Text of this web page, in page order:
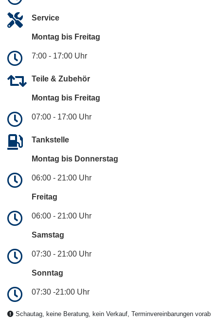
Service
Montag bis Freitag
7:00 - 17:00 Uhr
Teile & Zubehör
Montag bis Freitag
07:00 - 17:00 Uhr
Tankstelle
Montag bis Donnerstag
06:00 - 21:00 Uhr
Freitag
06:00 - 21:00 Uhr
Samstag
07:30 - 21:00 Uhr
Sonntag
07:30 -21:00 Uhr
Schautag, keine Beratung, kein Verkauf, Terminvereinbarungen vorab